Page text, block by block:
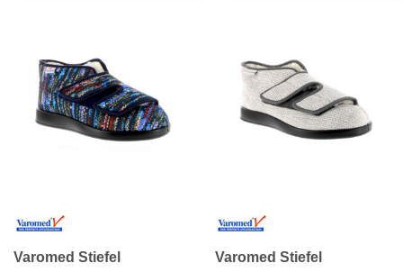
Varomed Stiefel Varomed Stiefel